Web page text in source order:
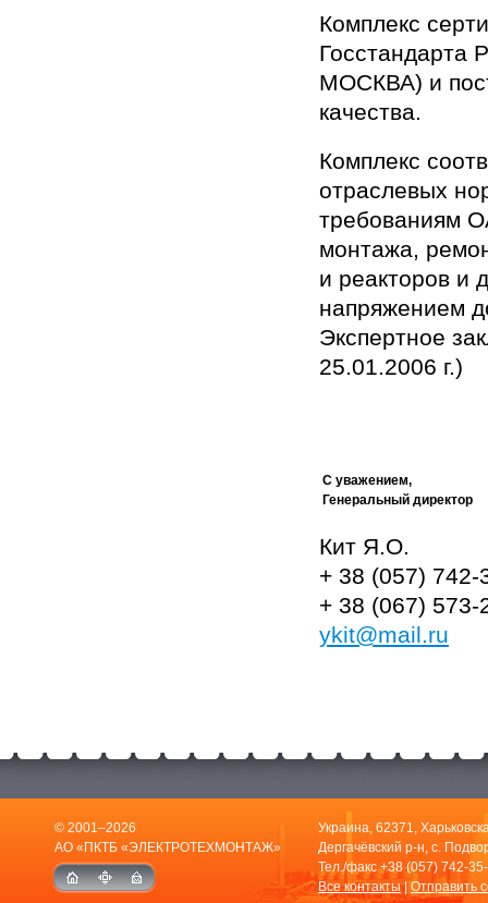
Комплекс
Госстандарта
МОСКВА) и
качества.
Комплекс
отраслевых
требованиям
монтажа,
и реакторов и
напряжением
Экспертное
25.01.2006 г.)
С уважением,
Генеральный директор
Кит Я.О.
+ 38 (057) 742-
+ 38 (067) 573-
ykit@mail.ru
© 2001–2026
АО «ПКТБ «ЭЛЕКТРОТЕХМОНТАЖ»
Украина, 62371,
Дергачёвский р-н, с.
Тел./факс+38 (057) 742-
Все контакты|Отправить